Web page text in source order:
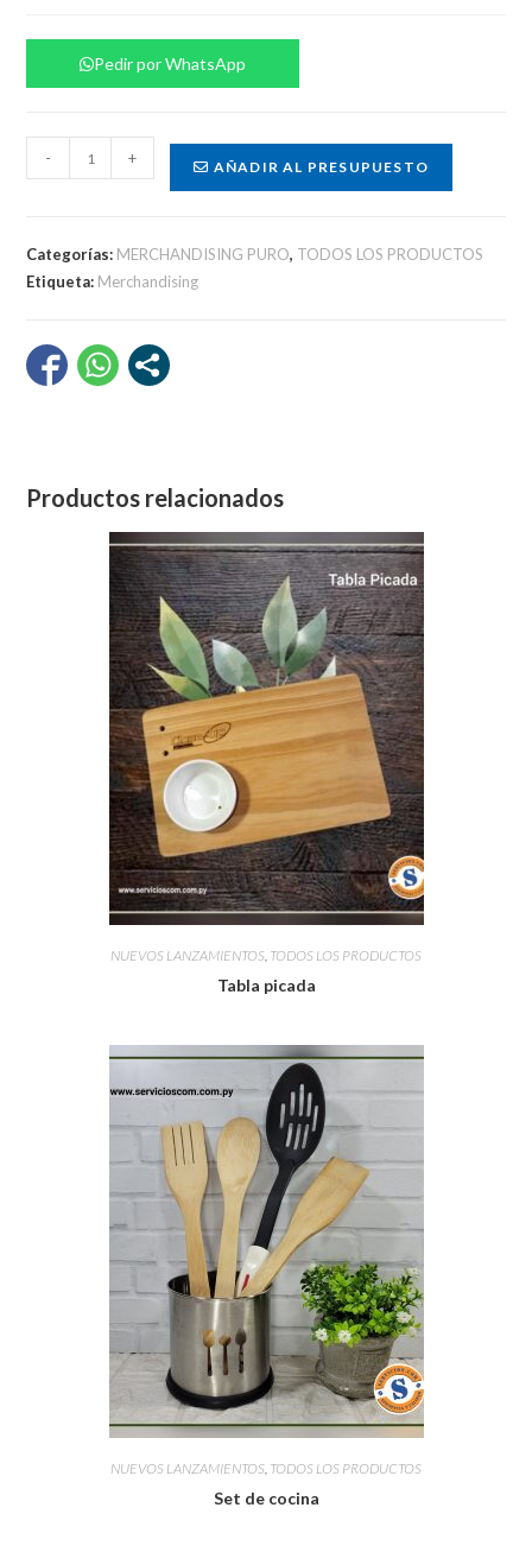
Pedir por WhatsApp
de
- + AÑADIR AL PRESUPUESTO
Categorías: MERCHANDISING PURO, TODOS LOS PRODUCTOS
Etiqueta: Merchandising
Productos relacionados
NUEVOS LANZAMIENTOS, TODOS LOS PRODUCTOS
Tabla picada
NUEVOS LANZAMIENTOS TODOS LOS PRODUCTOS
Set de cocina